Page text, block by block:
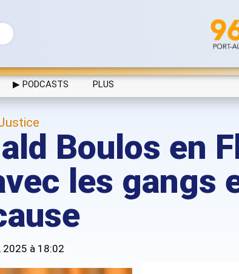
▶ PODCASTS PLUS
Boulos en
les gangs
2025 à 18:02